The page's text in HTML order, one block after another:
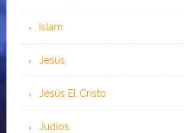
Islam
Jesús
Jesús El Cristo
Judíos